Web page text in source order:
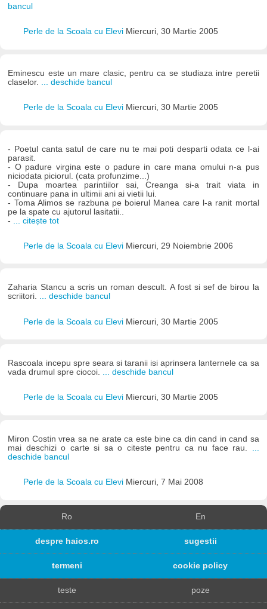
bancul
Perle de la Scoala cu Elevi Miercuri, 30 Martie 2005
Eminescu este un mare clasic, pentru ca se studiaza intre peretii
claselor.
... deschide bancul
Perle de la Scoala cu Elevi Miercuri, 30 Martie 2005
- Poetul canta satul de care nu te mai poti desparti odata ce l-ai
parasit.
- O padure virgina este o padure in care mana omului n-a pus
niciodata piciorul. (cata profunzime...)
- Dupa moartea parintiilor sai, Creanga si-a trait viata in
continuare pana in ultimii ani ai vietii lui.
- Toma Alimos se razbuna pe boierul Manea care l-a ranit mortal
pe la spate cu ajutorul lasitatii..
-
... citește tot
Perle de la Scoala cu Elevi Miercuri, 29 Noiembrie 2006
Zaharia Stancu a scris un roman descult. A fost si sef de birou la
scriitori. ... deschide bancul
Perle de la Scoala cu Elevi Miercuri, 30 Martie 2005
Rascoala incepu spre seara si taranii isi aprinsera lanternele ca sa
vada drumul spre ciocoi. ... deschide bancul
Perle de la Scoala cu Elevi Miercuri, 30 Martie 2005
Miron Costin vrea sa ne arate ca este bine ca din cand in cand sa
mai deschizi o carte si sa o citeste pentru ca nu face rau.
deschide bancul
Perle de la Scoala cu Elevi Miercuri, 7 Mai 2008
Ro En
despre haios.ro sugestii
termeni cookie policy
teste poze